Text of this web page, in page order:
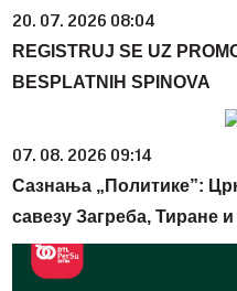
20. 07. 2026 08:04
REGISTRUJ SE UZ
BESPLATNIH SPINOVA
07. 08. 2026 09:14
Сазнања „Политике”:
савезу Загреба, Тиране